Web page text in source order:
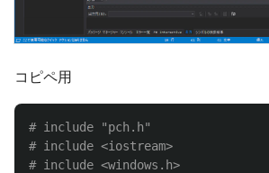
コピペ用
# include "pch.h"
# include <iostream>
# include <windows.h>